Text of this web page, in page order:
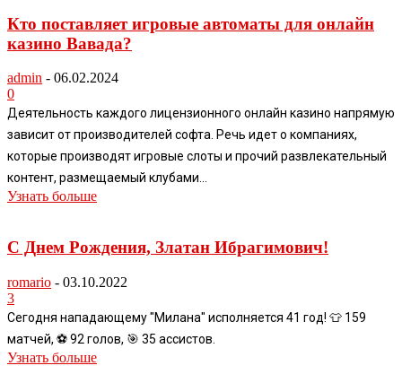
Кто поставляет игровые автоматы для онлайн
казино Вавада?
admin - 06.02.2024
0
Деятельность каждого лицензионного онлайн казино напрямую
зависит от производителей софта. Речь идет о компаниях,
которые производят игровые слоты и прочий развлекательный
контент, размещаемый клубами...
Узнать больше
С Днем Рождения, Златан Ибрагимович!
romario - 03.10.2022
3
Сегодня нападающему "Милана" исполняется 41 год! 👕 159
матчей, ⚽️ 92 голов, 🎯 35 ассистов.
Узнать больше